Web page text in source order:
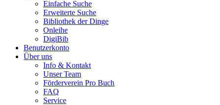
Einfache Suche
Erweiterte Suche
Bibliothek der Dinge
Onleihe
DigiBib
Benutzerkonto
Über uns
Info & Kontakt
Unser Team
Förderverein Pro Buch
FAQ
Service